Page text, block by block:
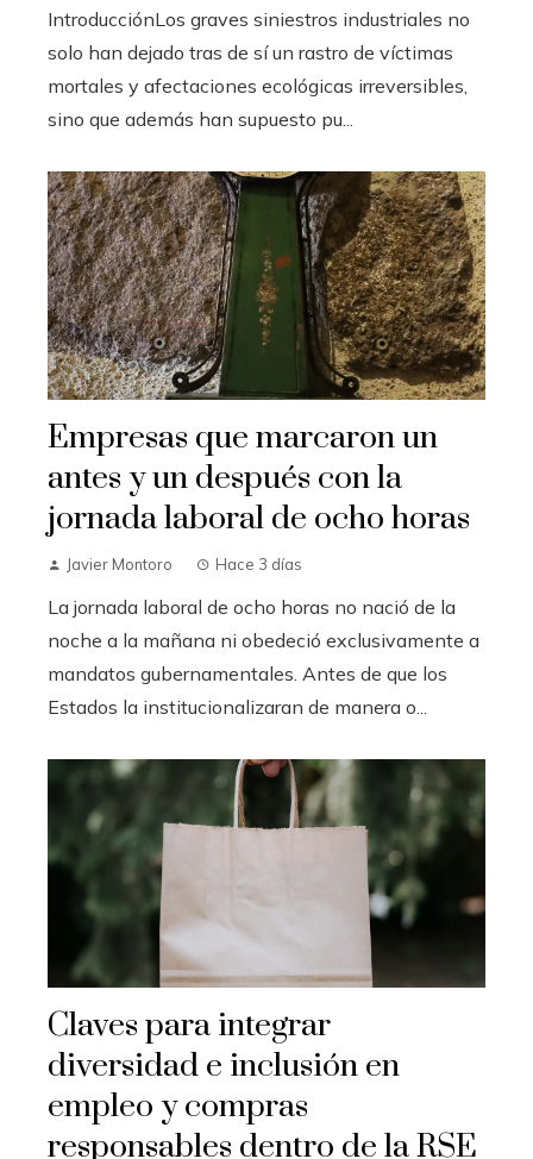
IntroducciónLos graves siniestros industriales no
solo han dejado tras de sí un rastro de víctimas
mortales y afectaciones ecológicas irreversibles,
sino que además han supuesto pu...
Empresas que marcaron un
antes y un después con la
jornada laboral de ocho horas
Javier Montoro Hace 3 días
La jornada laboral de ocho horas no nació de la
noche a la mañana ni obedeció exclusivamente a
mandatos gubernamentales. Antes de que los
Estados la institucionalizaran de manera o...
Claves para integrar
diversidad e inclusión en
empleo y compras
responsables dentro de la RSE